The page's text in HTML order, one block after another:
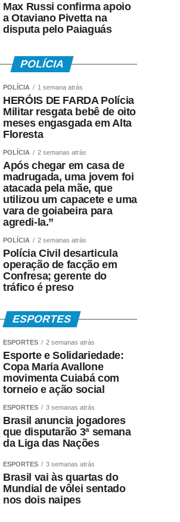
Max Russi confirma apoio
a Otaviano Pivetta na
disputa pelo Paiaguás
POLÍCIA
POLÍCIA 1 semana atrás
HERÓIS DE FARDA Polícia
Militar resgata bebê de oito
meses engasgada em Alta
Floresta
POLÍCIA 2 semanas atrás
Após chegar em casa de
madrugada, uma jovem foi
atacada pela mãe, que
utilizou um capacete e uma
vara de goiabeira para
agredi-la.”
POLÍCIA 2 semanas atrás
Polícia Civil desarticula
operação de facção em
Confresa; gerente do
tráfico é preso
ESPORTES
ESPORTES 2 semanas atrás
Esporte e Solidariedade:
Copa Maria Avallone
movimenta Cuiabá com
torneio e ação social
ESPORTES 3 semanas atrás
Brasil anuncia jogadores
que disputarão 3ª semana
da Liga das Nações
ESPORTES 3 semanas atrás
Brasil vai às quartas do
Mundial de vôlei sentado
nos dois naipes